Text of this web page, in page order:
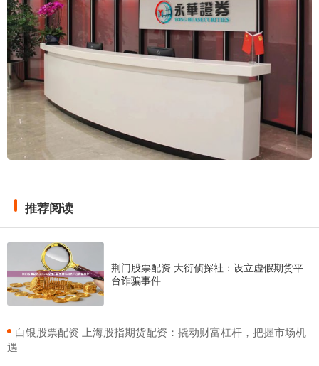
推荐阅读
荆门股票配资 大衍侦探社：设立虚假期货平
台诈骗事件
​白银股票配资 上海股指期货配资：撬动财富杠杆，把握市场机
遇